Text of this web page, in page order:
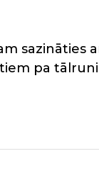
sazināties
pa tālruni